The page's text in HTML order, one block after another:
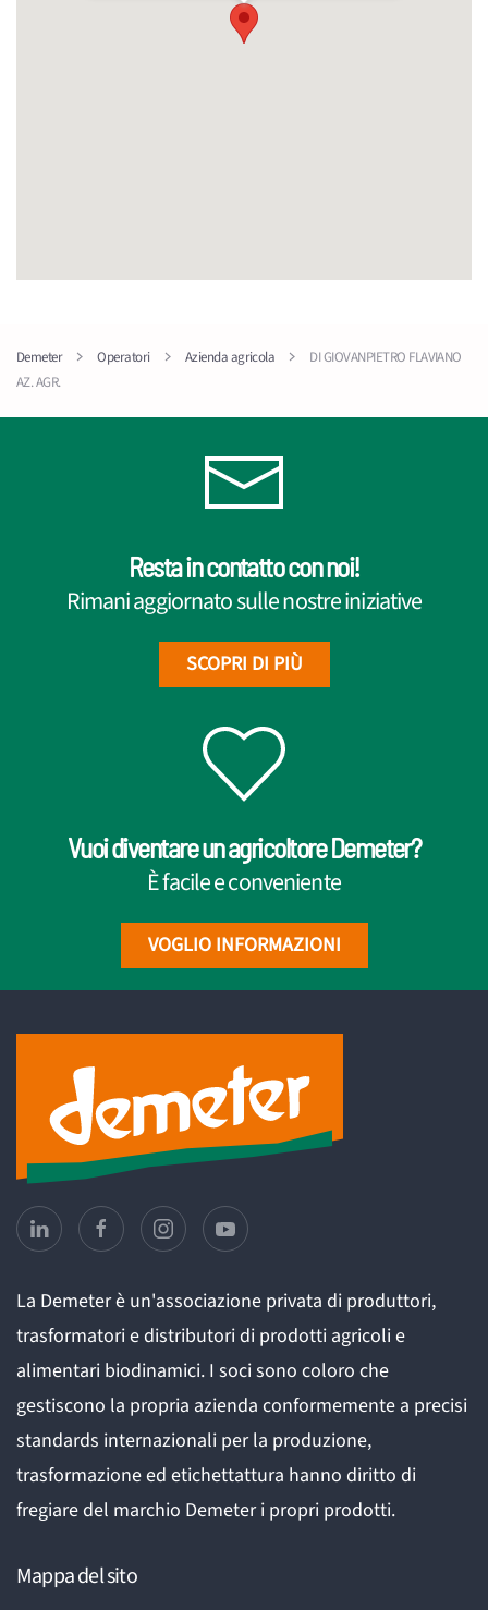
Demeter Operatori Azienda agricola
DI GIOVANPIETRO FLAVIANO
AZ. AGR.
Resta in contatto con noi!
Rimani aggiornato sulle nostre iniziative
SCOPRI DI PIÙ
Vuoi diventare un agricoltore Demeter?
È facile e conveniente
VOGLIO INFORMAZIONI
La Demeter è un'associazione privata di produttori,
trasformatori e distributori di prodotti agricoli e
alimentari biodinamici. I soci sono coloro che
gestiscono la propria azienda conformemente a precisi
standards internazionali per la produzione,
trasformazione ed etichettattura hanno diritto di
fregiare del marchio Demeter i propri prodotti.
Mappa del sito